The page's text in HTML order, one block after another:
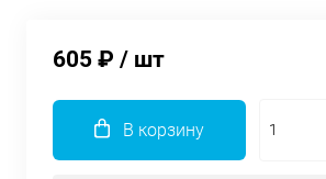
605 ₽ / шт
В корзину